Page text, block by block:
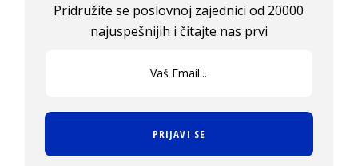
Pridružite se poslovnoj zajednici od 20000
najuspešnijih i čitajte nas prvi
PRIJAVI SE